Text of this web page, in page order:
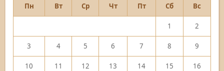
Пн
Вт Ср Чт Пт Сб Вс
1 2
3 4 5 6 7 8 9
10 11 12 13 14 15 16